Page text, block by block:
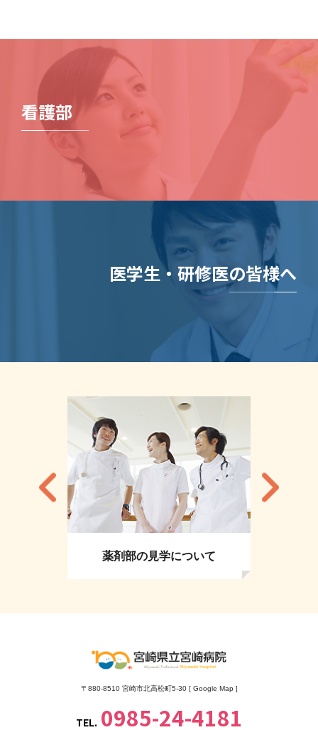
看護部
医学生・研修医の皆様へ
薬剤部の見学について
〒880-8510 宮崎市北高松町5-30 [ Google Map]
TEL. 0985-24-4181